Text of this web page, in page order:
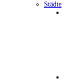
Städte